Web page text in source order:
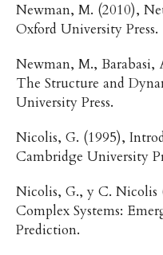
Newman, M. (2010),
Oxford University Press.
Newman, M., Barabasi,
The Structure and
University Press.
Nicolis, G. (1995),
Cambridge University
Nicolis, G., y C. Nicolis
Complex Systems:
Prediction.